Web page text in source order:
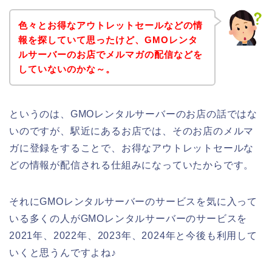
色々とお得なアウトレットセールなどの情
報を探していて思ったけど、GMOレンタ
ルサーバーのお店でメルマガの配信などを
していないのかな～。
というのは、GMOレンタルサーバーのお店の話ではな
いのですが、駅近にあるお店では、そのお店のメルマ
ガに登録をすることで、お得なアウトレットセールな
どの情報が配信される仕組みになっていたからです。
それにGMOレンタルサーバーのサービスを気に入って
いる多くの人がGMOレンタルサーバーのサービスを
2021年、2022年、2023年、2024年と今後も利用して
いくと思うんですよね♪